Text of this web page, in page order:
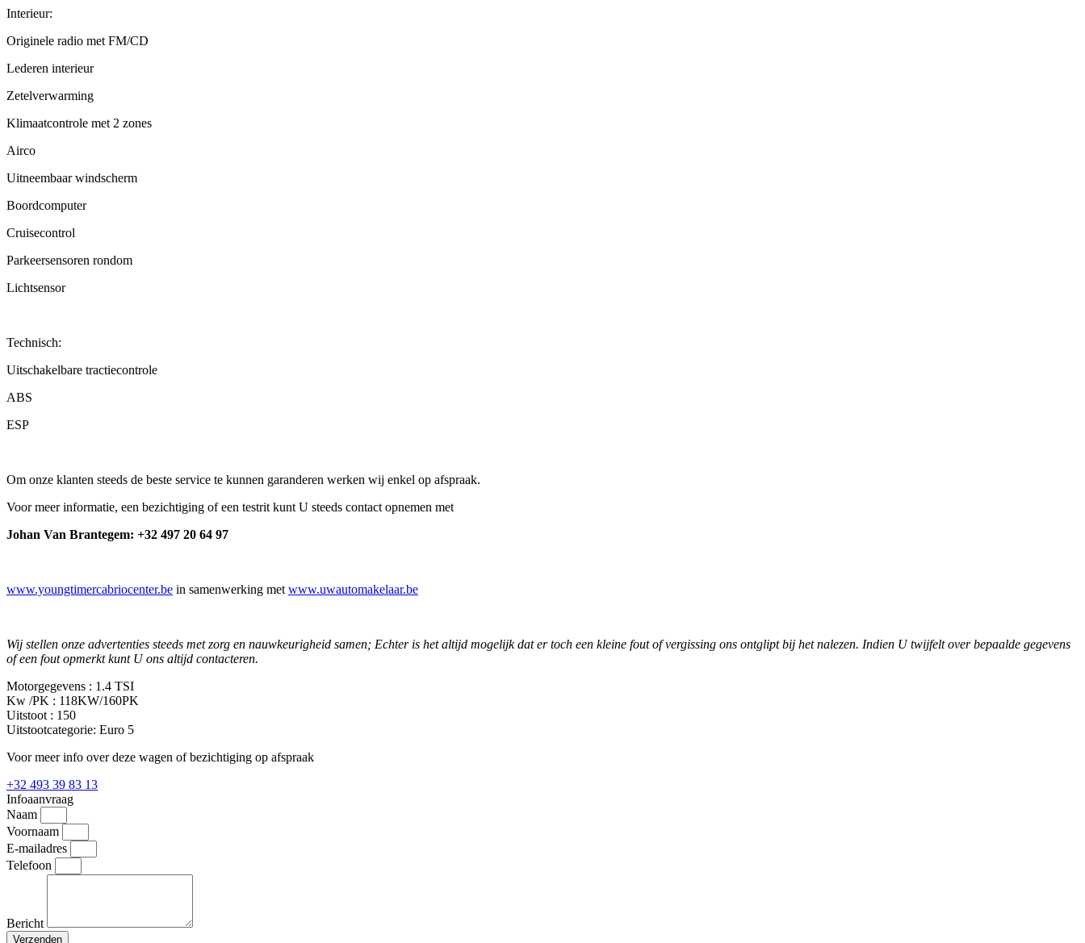
Interieur:
Originele radio met FM/CD
Lederen interieur
Zetelverwarming
Klimaatcontrole met 2 zones
Airco
Uitneembaar windscherm
Boordcomputer
Cruisecontrol
Parkeersensoren rondom
Lichtsensor
Technisch:
Uitschakelbare tractiecontrole
ABS
ESP
Om onze klanten steeds de beste service te kunnen garanderen werken wij enkel op afspraak.
Voor meer informatie, een bezichtiging of een testrit kunt U steeds contact opnemen met
Johan Van Brantegem: +32 497 20 64 97
www.youngtimercabriocenter.be in samenwerking met www.uwautomakelaar.be
Wij stellen onze advertenties steeds met zorg en nauwkeurigheid samen; Echter is het altijd mogelijk dat er toch een kleine fout of vergissing ons ontglipt bij het nalezen. Indien U twijfelt over bepaalde gegevens
of een fout opmerkt kunt U ons altijd contacteren.
Motorgegevens : 1.4 TSI
Kw /PK : 118KW/160PK
Uitstoot : 150
Uitstootcategorie: Euro 5
Voor meer info over deze wagen of bezichtiging op afspraak
+32 493 39 83 13
Infoaanvraag
Naam
Voornaam
E-mailadres
Telefoon
Bericht
Verzenden